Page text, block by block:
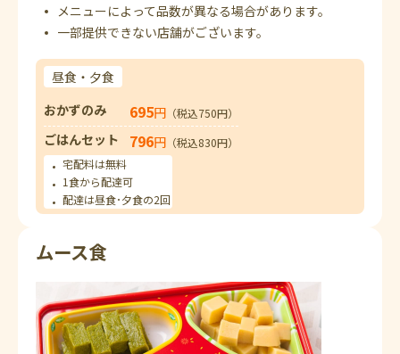
メニューによって品数が異なる場合があります。
一部提供できない店舗がございます。
昼食・夕食
おかずのみ
695円 （税込750円）
ごはんセット 796円 （税込830円）
宅配料は無料
1食から配達可
配達は昼食･夕食の2回
ムース食